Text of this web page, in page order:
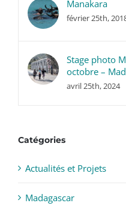
Manakara
février 25th,
Stage photo
octobre –
avril 25th, 2024
Catégories
Actualités et Projets
Madagascar